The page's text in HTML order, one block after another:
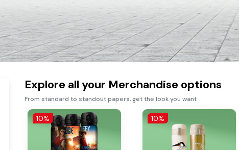
Explore all your Merchandise options
From standard to standout papers, get the look you want
10% 10%